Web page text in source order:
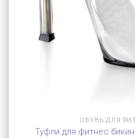
ОБУВЬ ДЛЯ
Туфли для фитнес